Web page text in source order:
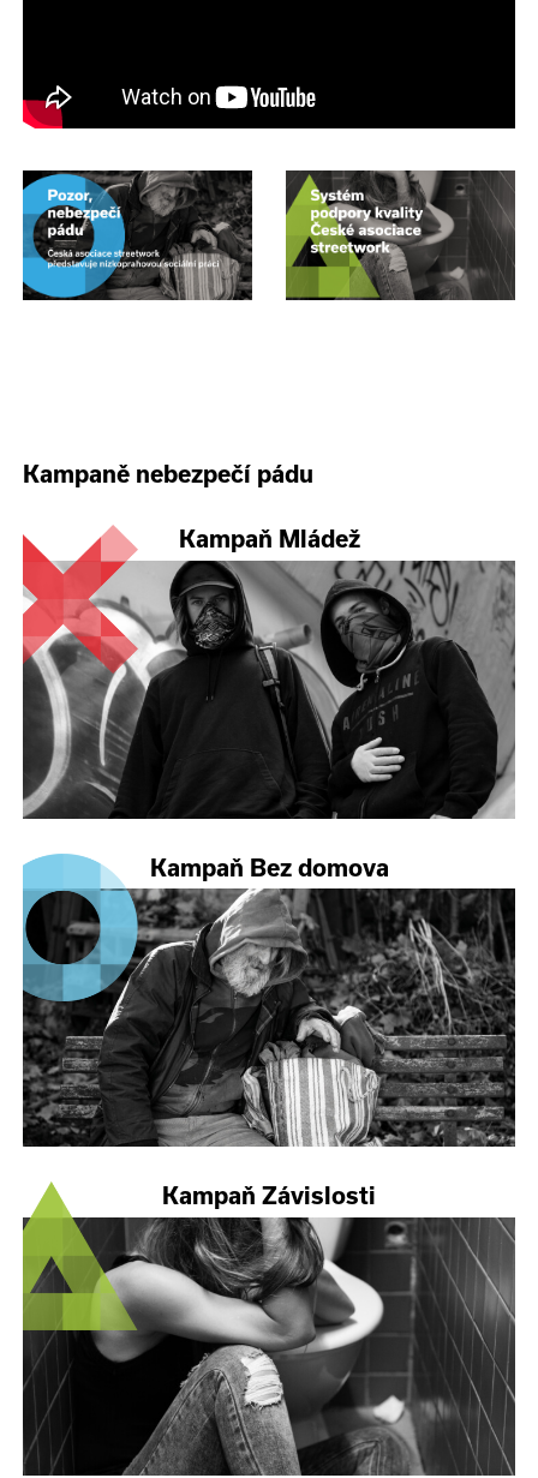
Kampaně nebezpečí pádu
Kampaň Mládež
Kampaň Bez domova
Kampaň Závislosti